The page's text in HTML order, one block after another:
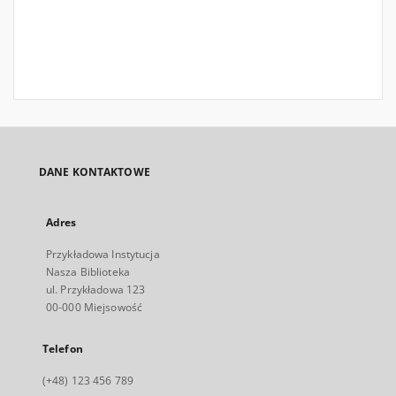
DANE KONTAKTOWE
Adres
Przykładowa Instytucja
Nasza Biblioteka
ul. Przykładowa 123
00-000 Miejsowość
Telefon
(+48) 123 456 789